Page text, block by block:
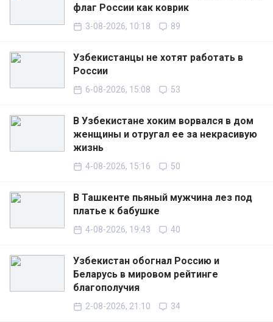
флаг России как коврик
3-08-2026, 10:18 89
Узбекистанцы не хотят работать в
России
6-08-2026, 15:08 53
В Узбекистане хоким ворвался в дом
женщины и отругал ее за некрасивую
жизнь
4-08-2026, 15:16 50
В Ташкенте пьяный мужчина лез под
платье к бабушке
4-08-2026, 19:43 40
Узбекистан обогнал Россию и
Беларусь в мировом рейтинге
благополучия
2-08-2026, 21:10 34